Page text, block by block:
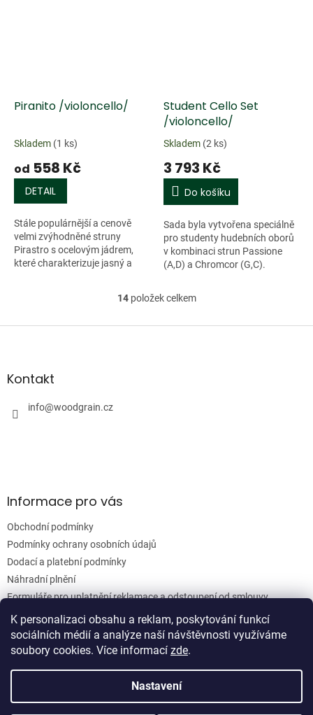
K personalizaci obsahu a reklam, poskytování funkcí
sociálních médií a analýze naší návštěvnosti využíváme
soubory cookies. Více informací zde.
Nastavení
Piranito /violoncello/
Skladem (1 ks)
od 558 Kč
DETAIL
Stále populárnější a cenově
velmi zvýhodněné struny
Pirastro s ocelovým jádrem,
které charakterizuje jasný a
Student Cello Set
/violoncello/
Skladem (2 ks)
3 793 Kč
Do košíku
Sada byla vytvořena speciálně
pro studenty hudebních oborů
v kombinaci strun Passione
(A,D) a Chromcor (G,C).
ocelí....
O
l
u
14položek celkem
Z
aKontakt
info@woodgrain.cz
Informace pro vás
Obchodní podmínky
Podmínky ochrany osobních údajů
Dodací a platební podmínky
Náhradní plnění
Formuláře pro uplatnění reklamace a odstoupení od smlouvy
Moje objednávka